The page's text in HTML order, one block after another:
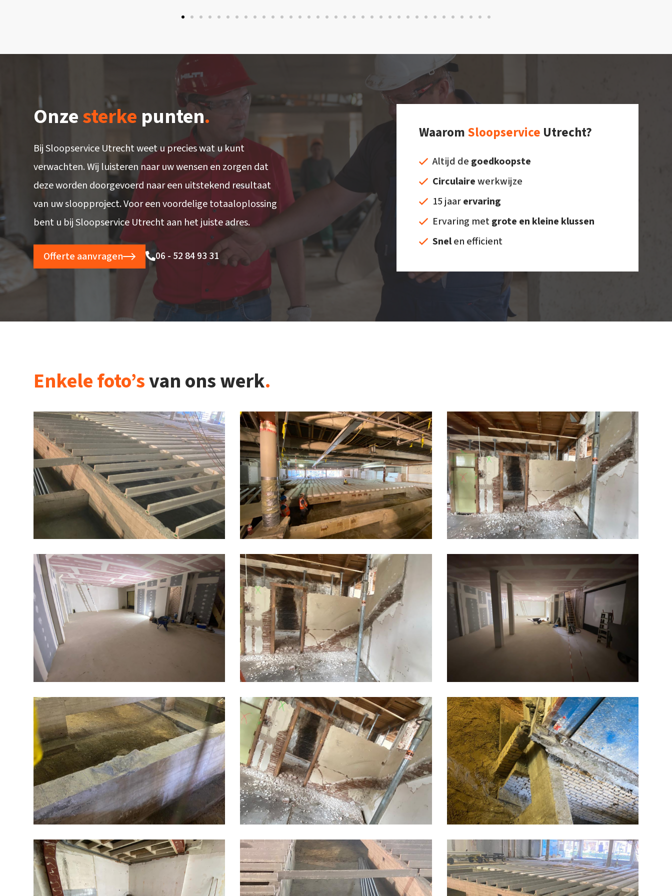
Onzesterke punten.
Bij Sloopservice Utrecht weet u precies wat u kunt
verwachten. Wij luisteren naar uw wensen en zorgen dat
deze worden doorgevoerd naar een uitstekend resultaat
van uw sloopproject. Voor een voordelige totaaloplossing
bent u bij Sloopservice Utrecht aan het juiste adres.
Offerte aanvragen 06 - 52 84 93 31
WaaromSloopservice Utrecht?
Altijd de goedkoopste
Circulairewerkwijze
15 jaarervaring
Ervaring metgrote en kleine klussen
Snelen efficient
Enkele foto’svan ons werk.